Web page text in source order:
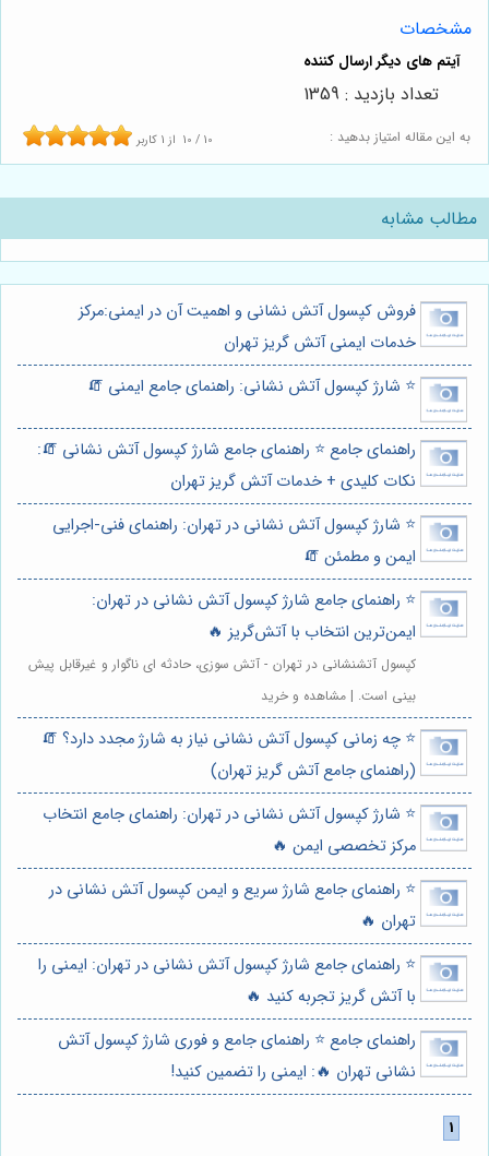
مشخصات
به این مقاله امتیاز بدهید : 10 / 10 از 1 کاربر
تعداد بازدید : 1359
مطالب مشابه
فروش کپسول آتش نشانی و اهمیت آن در ایمنی:مرکز
خدمات ایمنی آتش گریز تهران
⭐️ شارژ کپسول آتش نشانی: راهنمای جامع ایمنی 🧯
راهنمای جامع ⭐️ راهنمای جامع شارژ کپسول آتش نشانی 🧯:
نکات کلیدی + خدمات آتش گریز تهران
⭐️ شارژ کپسول آتش نشانی در تهران: راهنمای فنی-اجرایی
ایمن و مطمئن 🧯
⭐️ راهنمای جامع شارژ کپسول آتش نشانی در تهران:
ایمن‌ترین انتخاب با آتش‌گریز 🔥
کپسول آتشنشانی در تهران - آتش سوزی، حادثه ای ناگوار و غیرقابل پیش
بینی است. | مشاهده و خرید
⭐️ چه زمانی کپسول آتش نشانی نیاز به شارژ مجدد دارد؟ 🧯
(راهنمای جامع آتش گریز تهران)
⭐️ شارژ کپسول آتش نشانی در تهران: راهنمای جامع انتخاب
مرکز تخصصی ایمن 🔥
⭐️ راهنمای جامع شارژ سریع و ایمن کپسول آتش نشانی در
تهران 🔥
⭐️ راهنمای جامع شارژ کپسول آتش نشانی در تهران: ایمنی را
با آتش گریز تجربه کنید 🔥
راهنمای جامع ⭐️ راهنمای جامع و فوری شارژ کپسول آتش
نشانی تهران 🔥: ایمنی را تضمین کنید!